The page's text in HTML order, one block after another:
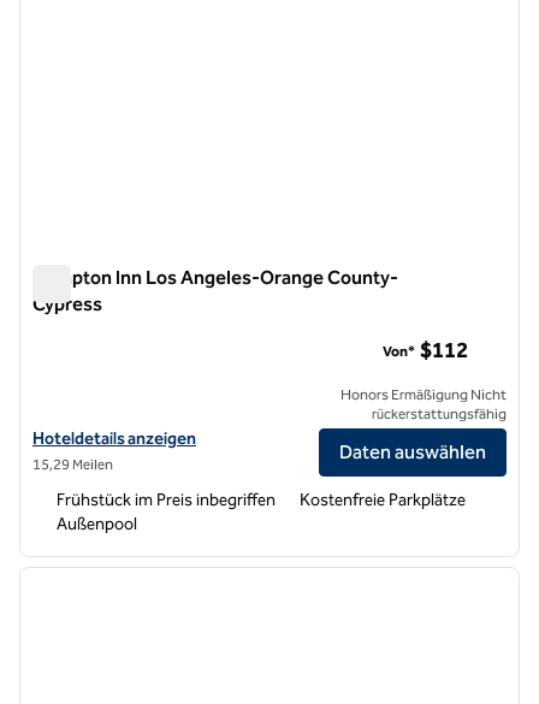
Hampton Inn Los Angeles-Orange County-
Cypress
Hoteldetails für das Hampton Inn Los Angeles-Orange County-
Hoteldetails anzeigen
15,29 Meilen
Von* $112
Honors Ermäßigung Nicht
rückerstattungsfähig
Daten auswählen
Frühstück im Preis inbegriffen
Kostenfreie Parkplätze
Außenpool
1 von 13